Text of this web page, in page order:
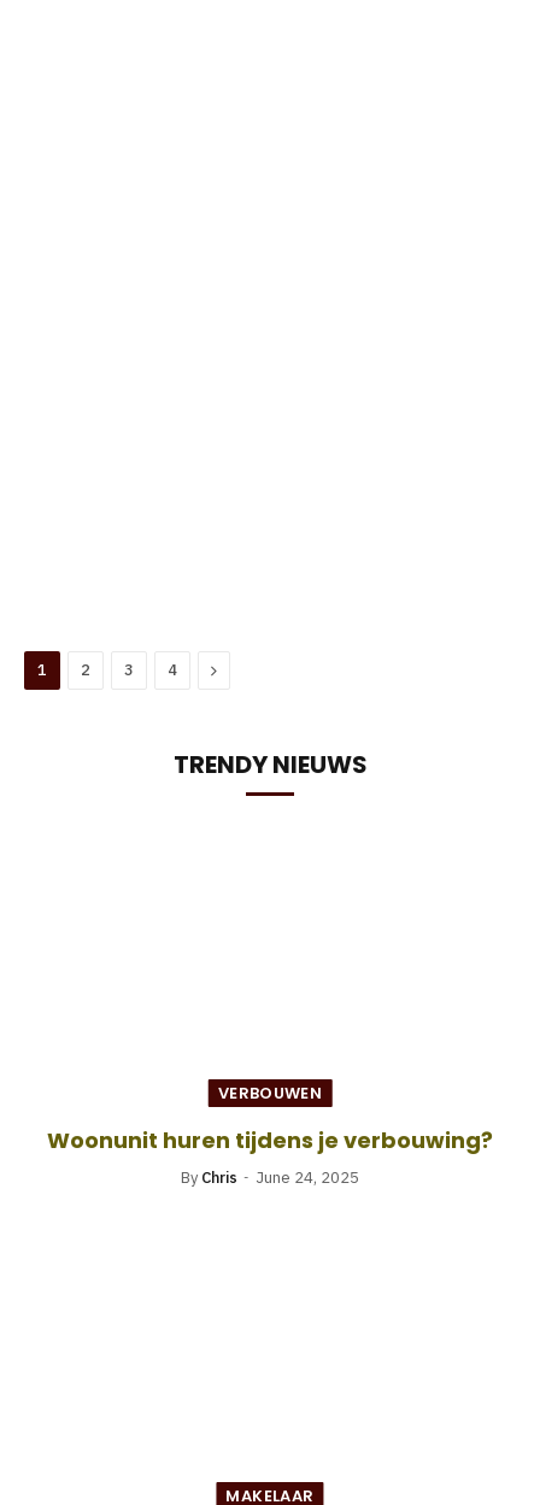
1 2 3 4 Next
TRENDY NIEUWS
VERBOUWEN
Woonunit huren tijdens je verbouwing?
By Chris June 24, 2025
MAKELAAR